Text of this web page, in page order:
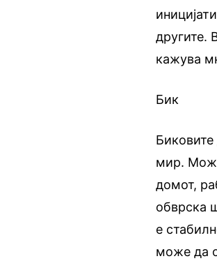
другите.
кажува
Бик
Биковите
мир.
домот,
обврска
е
може да